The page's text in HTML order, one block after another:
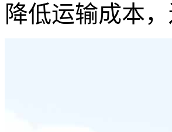
降低运输成本